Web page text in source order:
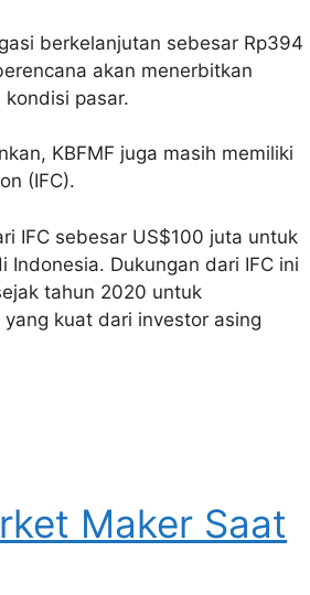
berkelanjutan sebesar Rp394
akan menerbitkan
pasar.
KBFMF juga masih memiliki
(IFC).
IFC sebesar US$100 juta untuk
Dukungan dari IFC ini
tahun 2020 untuk
kuat dari investor asing
Maker Saat